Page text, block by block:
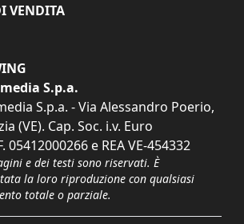
VENDITA
S.p.a.
S.p.a. - Via Alessandro Poerio,
(VE). Cap. Soc. i.v. Euro
05412000266 e REA VE-454332
e dei testi sono riservati. È
la loro riproduzione con qualsiasi
totale o parziale.